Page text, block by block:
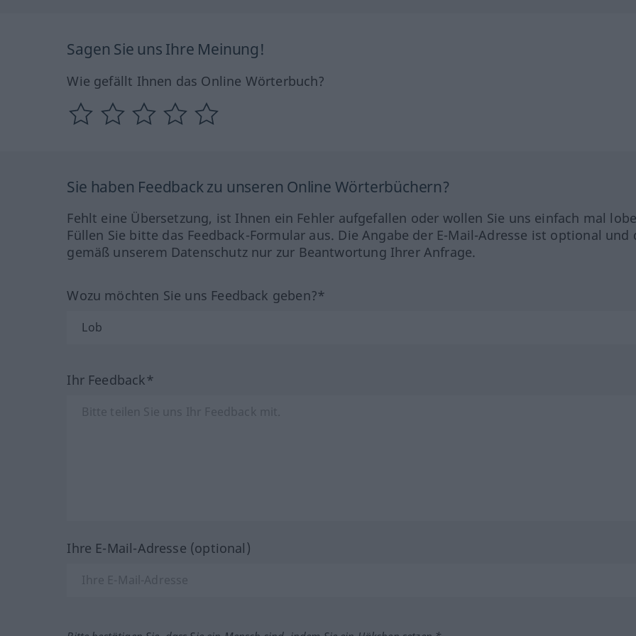
Sagen Sie uns Ihre Meinung!
Wie gefällt Ihnen das Online Wörterbuch?
Sie haben Feedback zu unseren Online Wörterbüchern?
Fehlt eine Übersetzung, ist Ihnen ein Fehler aufgefallen oder wollen Sie uns einfach mal
Füllen Sie bitte das Feedback-Formular aus. Die Angabe der E-Mail-Adresse ist optional und
gemäß unserem Datenschutz nur zur Beantwortung Ihrer Anfrage.
Wozu möchten Sie uns Feedback geben?*
Ihr Feedback*
Ihre E-Mail-Adresse (optional)